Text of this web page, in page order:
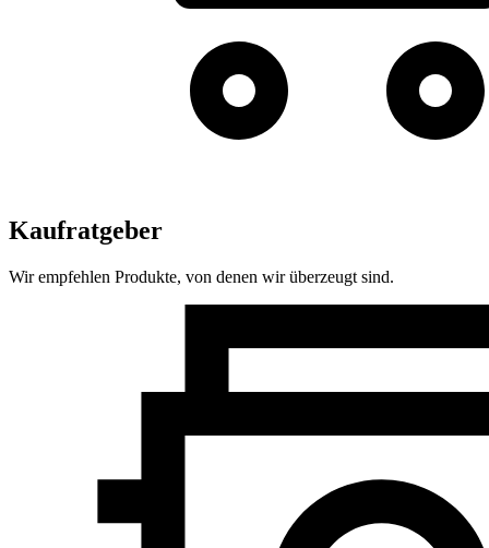
Kaufratgeber
Wir empfehlen Produkte, von denen wir überzeugt sind.